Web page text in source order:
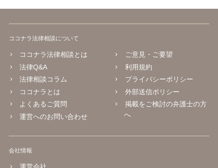
ココナラ法律相談について
ココナラ法律相談とは
法律Q&A
法律相談コラム
ココナラとは
よくあるご質問
運営へのお問い合わせ
ご意見・ご要望
利用規約
プライバシーポリシー
外部送信ポリシー
掲載をご検討の弁護士の方
へ
会社情報
運営会社